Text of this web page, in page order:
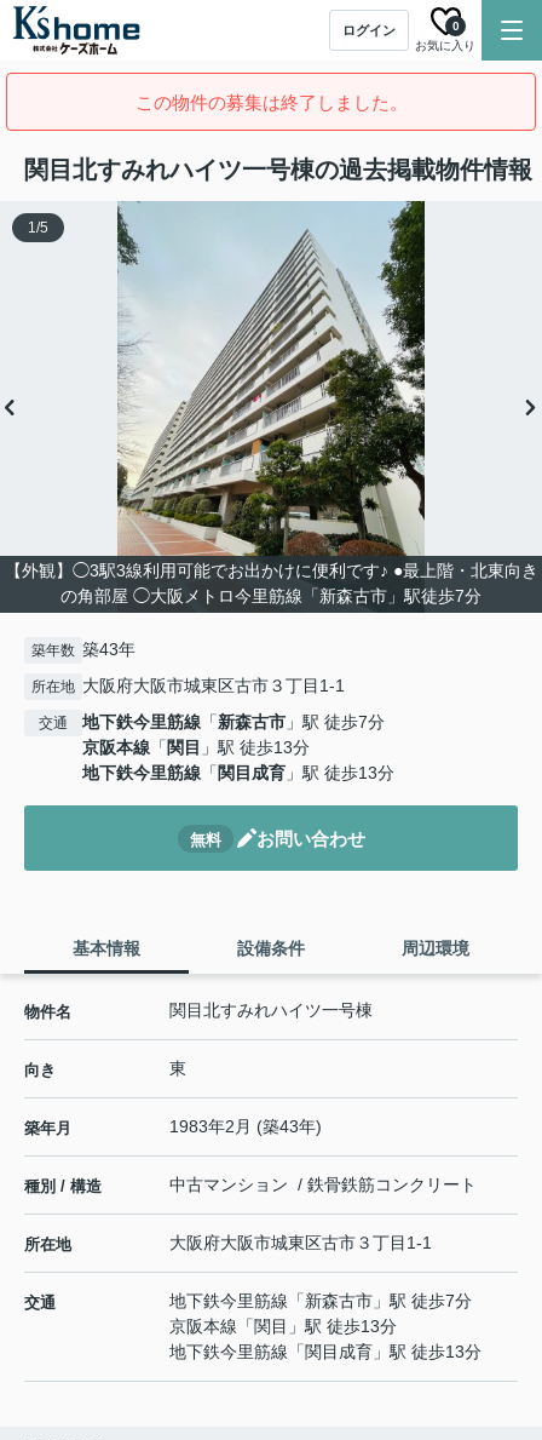
ログイン
お気に入り
0
この物件の募集は終了しました。
関目北すみれハイツ一号棟の過去掲載物件情報
【外観】◯3駅3線利用可能でお出かけに便利です♪ ●最上階・北東向き
の角部屋 ◯大阪メトロ今里筋線「新森古市」駅徒歩7分
1/5
築年数 築43年
所在地 大阪府大阪市城東区古市３丁目1-1
交通 地下鉄今里筋線 「新森古市 」駅 徒歩7分
京阪本線 「 関目 」駅 徒歩13分
地下鉄今里筋線 「 関目成育 」駅 徒歩13分
無料 お問い合わせ
基本情報 設備条件 周辺環境
物件名 関目北すみれハイツ一号棟
向き 東
築年月 1983年2月 (築43年)
種別 / 構造 中古マンション / 鉄骨鉄筋コンクリート
所在地 大阪府大阪市城東区古市３丁目1-1
交通 地下鉄今里筋線 「新森古市 」駅 徒歩7分
京阪本線 「関目 」駅 徒歩13分
地下鉄今里筋線 「関目成育 」駅 徒歩13分